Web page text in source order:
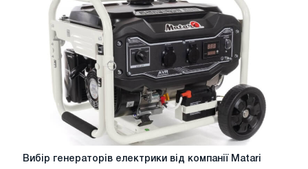
Україні:
перехід
зеленого
тарифу
генерації
Вибір
генераторів
Вибір генераторів електрики від компанії Matari